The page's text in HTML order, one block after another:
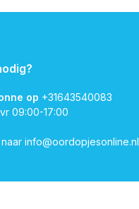
op +31643540083
09:00-17:00
info@oordopjesonline.nl